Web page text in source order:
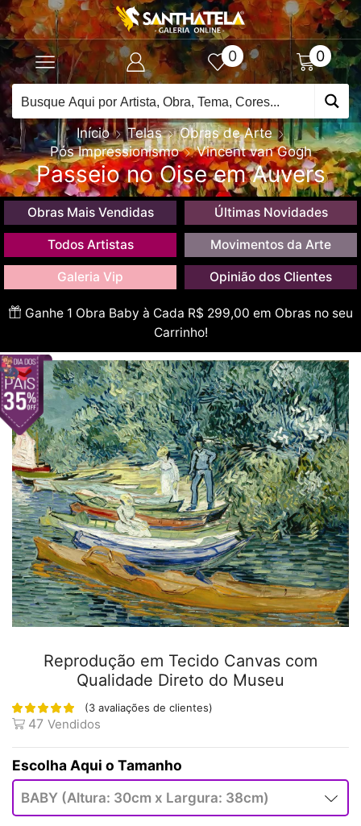
0 0
Início Telas
Obras de Arte
Pós Impressionismo
Vincent van Gogh
Passeio no Oise em Auvers
Obras Mais Vendidas Últimas Novidades
Todos Artistas Movimentos da Arte
Galeria Vip Opinião dos Clientes
Ganhe 1 Obra Baby à Cada R$ 299,00 em Obras no seu
Carrinho!
Reprodução em Tecido Canvas com
Qualidade Direto do Museu
(3 avaliações de clientes)
47 Vendidos
Tamanho